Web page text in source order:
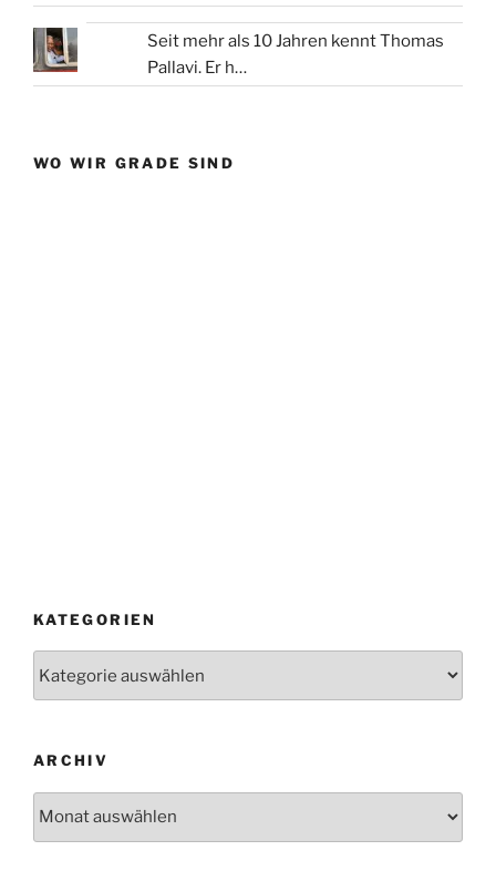
Seit mehr als 10 Jahren kennt Thomas
Pallavi. Er h…
WO WIR GRADE SIND
KATEGORIEN
ARCHIV